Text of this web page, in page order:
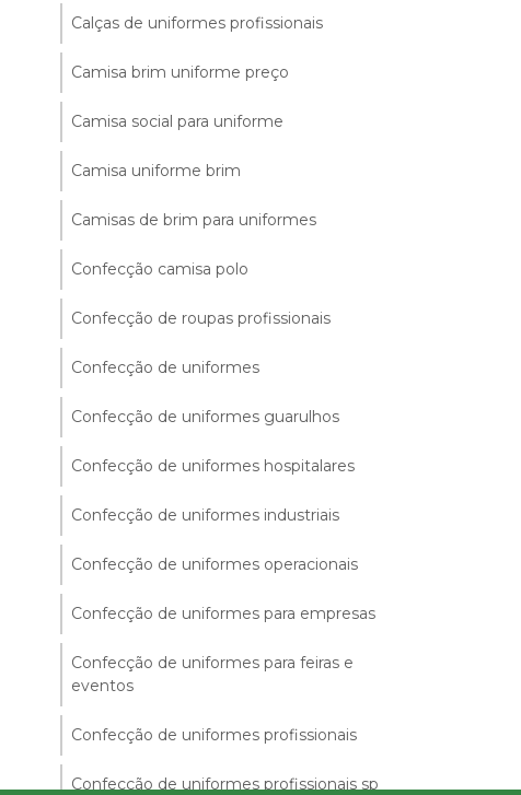
Calças de uniformes profissionais
Camisa brim uniforme preço
Camisa social para uniforme
Camisa uniforme brim
Camisas de brim para uniformes
Confecção camisa polo
Confecção de roupas profissionais
Confecção de uniformes
Confecção de uniformes guarulhos
Confecção de uniformes hospitalares
Confecção de uniformes industriais
Confecção de uniformes operacionais
Confecção de uniformes para empresas
Confecção de uniformes para feiras e
eventos
Confecção de uniformes profissionais
Confecção de uniformes profissionais sp